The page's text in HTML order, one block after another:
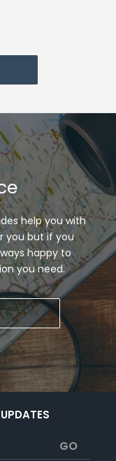
help you with
you but if you
happy to
you need.